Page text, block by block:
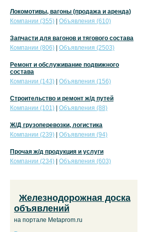
Локомотивы, вагоны (продажа и аренда)
Компании (355)
Объявления (610)
Запчасти для вагонов и тягового состава
Компании (806)
Объявления (2503)
Ремонт и обслуживание подвижного
состава
Компании (143)
Объявления (156)
Строительство и ремонт ж/д путей
Компании (101)
Объявления (88)
Ж/Д грузоперевозки, логистика
Компании (239)
Объявления (94)
Прочая ж/д продукция и услуги
Компании (234)
Объявления (603)
Железнодорожная доска
объявлений
на портале Metaprom.ru